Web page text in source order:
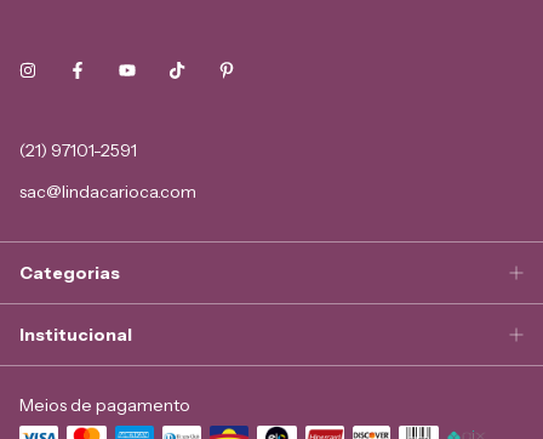
(21) 97101-2591
sac@lindacarioca.com
Categorias
Institucional
Meios de pagamento